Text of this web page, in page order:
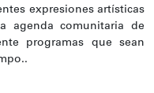
expresiones artísticas
agenda comunitaria de
programas que sean